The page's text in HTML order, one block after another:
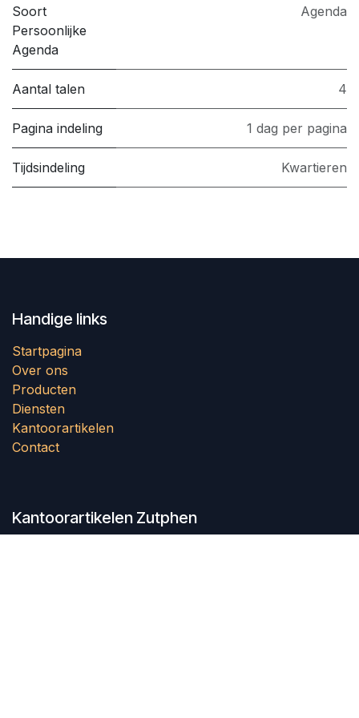
Soort
Persoonlijke
Agenda
Agenda
Aantal talen 4
Pagina indeling 1 dag per pagina
Tijdsindeling Kwartieren
Handige links
Startpagina
Over ons
Producten
Diensten
Kantoorartikelen
Contact
Kantoorartikelen Zutphen